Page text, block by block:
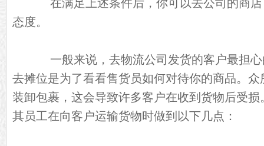
在满足上述条件后，你可以去公司的商店
态度。
一般来说，去物流公司发货的客户最担心
去摊位是为了看看售货员如何对待你的商品。
装卸包裹，这会导致许多客户在收到货物后受
其员工在向客户运输货物时做到以下几点：